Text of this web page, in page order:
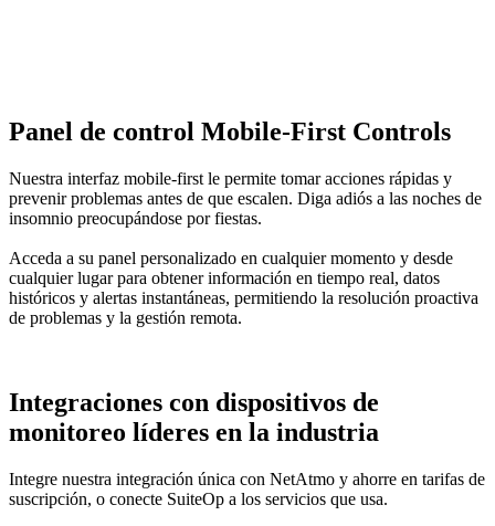
Panel de control Mobile-First Controls
Nuestra interfaz mobile-first le permite tomar acciones rápidas y
prevenir problemas antes de que escalen. Diga adiós a las noches de
insomnio preocupándose por fiestas.
Acceda a su panel personalizado en cualquier momento y desde
cualquier lugar para obtener información en tiempo real, datos
históricos y alertas instantáneas, permitiendo la resolución proactiva
de problemas y la gestión remota.
Integraciones con dispositivos de
monitoreo líderes en la industria
Integre nuestra integración única con NetAtmo y ahorre en tarifas de
suscripción, o conecte SuiteOp a los servicios que usa.